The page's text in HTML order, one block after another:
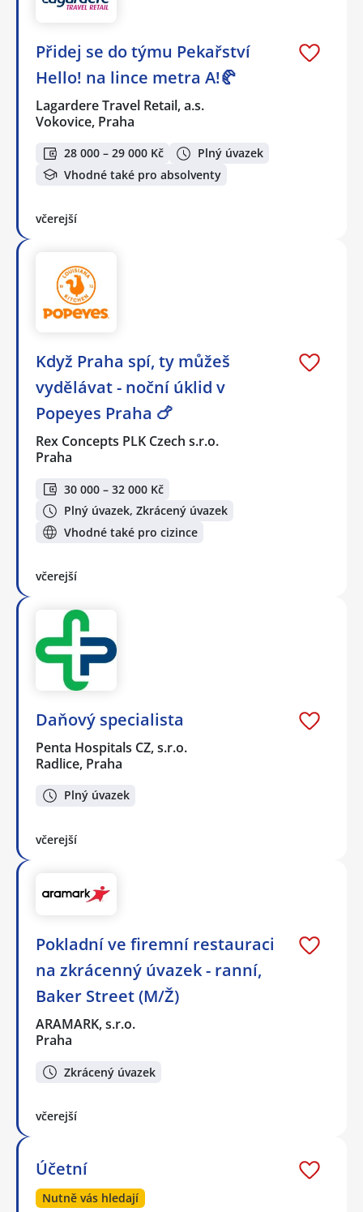
Přidej se do týmu Pekařství
Hello! na lince metra A!🥐
Lagardere Travel Retail, a.s.
Vokovice, Praha
28 000 – 29 000 Kč
Plný úvazek
Vhodné také pro absolventy
včerejší
Když Praha spí, ty můžeš
vydělávat - noční úklid v
Popeyes Praha 🍗
Rex Concepts PLK Czech s.r.o.
Praha
30 000 – 32 000 Kč
Plný úvazek, Zkrácený úvazek
Vhodné také pro cizince
včerejší
Daňový specialista
Penta Hospitals CZ, s.r.o.
Radlice, Praha
Plný úvazek
včerejší
Pokladní ve firemní restauraci
na zkrácenný úvazek - ranní,
Baker Street (M/Ž)
ARAMARK, s.r.o.
Praha
Zkrácený úvazek
včerejší
Účetní
Nutně vás hledají